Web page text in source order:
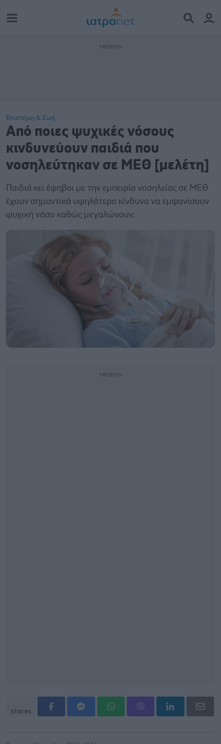
Επιστήμη & Ζωή
Από ποιες ψυχικές νόσους
κινδυνεύουν παιδιά που
νοσηλεύτηκαν σε ΜΕΘ [μελέτη]
Παιδιά κει έφηβοι με την εμπειρία νοσηλείας σε ΜΕΘ
έχουν σημαντικά υψηλότερο κίνδυνο να εμφανίσουν
ψυχική νόσο καθώς μεγαλώνουν.
shares